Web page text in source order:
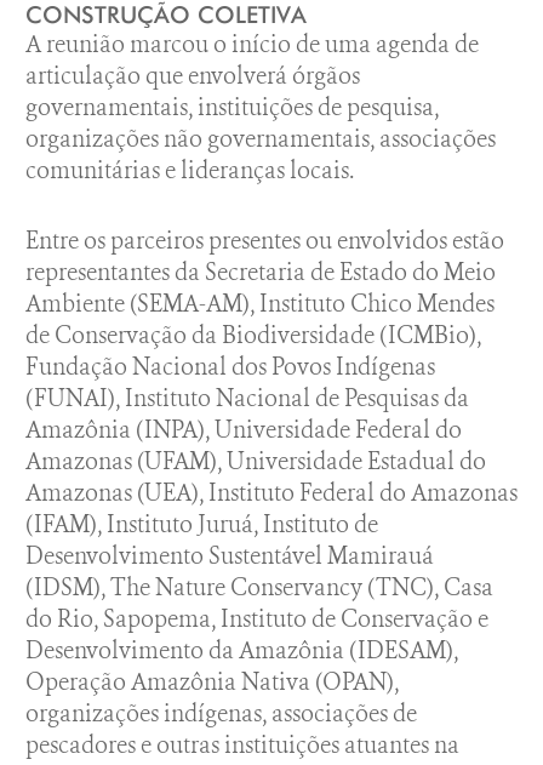
CONSTRUÇÃO COLETIVA
A reunião marcou o início de uma agenda de
articulação que envolverá órgãos
governamentais, instituições de pesquisa,
organizações não governamentais, associações
comunitárias e lideranças locais.
Entre os parceiros presentes ou envolvidos estão
representantes da Secretaria de Estado do Meio
Ambiente (SEMA-AM), Instituto Chico Mendes
de Conservação da Biodiversidade (ICMBio),
Fundação Nacional dos Povos Indígenas
(FUNAI), Instituto Nacional de Pesquisas da
Amazônia (INPA), Universidade Federal do
Amazonas (UFAM), Universidade Estadual do
Amazonas (UEA), Instituto Federal do Amazonas
(IFAM), Instituto Juruá, Instituto de
Desenvolvimento Sustentável Mamirauá
(IDSM), The Nature Conservancy (TNC), Casa
do Rio, Sapopema, Instituto de Conservação e
Desenvolvimento da Amazônia (IDESAM),
Operação Amazônia Nativa (OPAN),
organizações indígenas, associações de
pescadores e outras instituições atuantes na